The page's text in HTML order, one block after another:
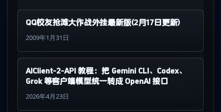
QQ校友抢滩大作战外挂最新版(2月17日更新)
2009年1月31日
AIClient-2-API 教程：把 Gemini CLI、Codex、
Grok 等客户端模型统一转成 OpenAI 接口
2026年4月23日